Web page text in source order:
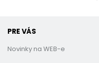
PRE VÁS
Novinky na WEB-e